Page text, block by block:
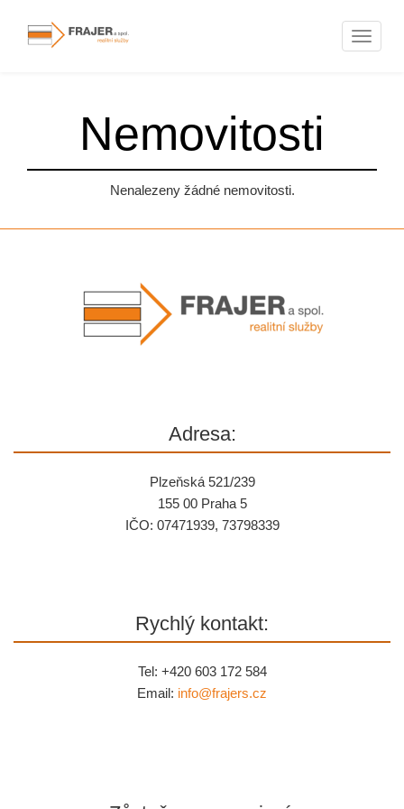
Nemovitosti
Nenalezeny žádné nemovitosti.
Adresa:
Plzeňská 521/239
155 00 Praha 5
IČO: 07471939, 73798339
Rychlý kontakt:
Tel: +420 603 172 584
Email: info@frajers.cz